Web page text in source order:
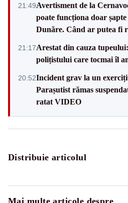
21:49Avertisment de la
poate funcționa doar șapte
Dunăre. Când ar putea fi
21:17Arestat din cauza
polițistului care tocmai îl
20:52Incident grav la un
Parașutist rămas
ratat VIDEO
Distribuie articolul
Mai multe articole despre